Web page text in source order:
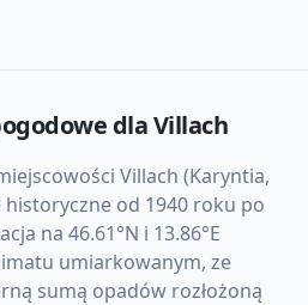
dlaVillach
Villach (Karyntia,
od 1940 roku po
na 46.61°N i 13.86°E
umiarkowanym, ze
sumą opadów rozłożoną